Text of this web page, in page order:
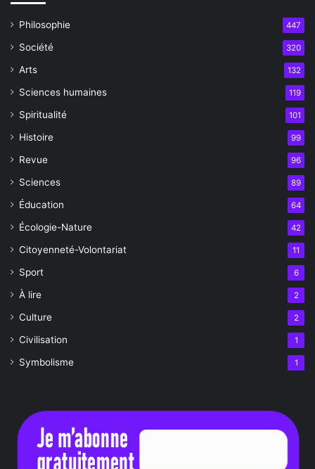
Philosophie 447
Société 320
Arts 132
Sciences humaines 119
Spiritualité 101
Histoire 99
Revue 96
Sciences 89
Éducation 64
Écologie-Nature 42
Citoyenneté-Volontariat 11
Sport 6
À lire 2
Culture 2
Civilisation 1
Symbolisme 1